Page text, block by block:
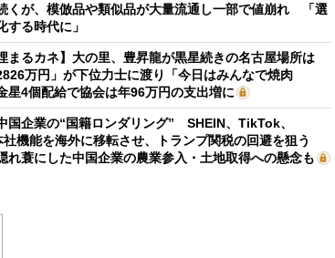
くが、模倣品や類似品が大量流通し一部で値崩れ 「選
する時代に」
まるカネ】大の里、豊昇龍が黒星続きの名古屋場所は
万円」が下位力士に渡り「今日はみんなで焼肉
4個配給で協会は年96万円の支出増に
国企業の“国籍ロンダリング” SHEIN、TikTok、
機能を海外に移転させ、トランプ関税の回避を狙う
れ蓑にした中国企業の農業参入・土地取得への懸念も